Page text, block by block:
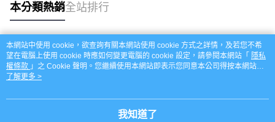
本分類熱銷全站排行
熱門標籤
本網站中使用 cookie，欲查詢有關本網站使用 cookie 方式之詳情，及若您不希
望在電腦上使用 cookie 時應如何變更電腦的 cookie 設定，請參閱本網站「 隱私
權條款 」之 Cookie 聲明。您繼續使用本網站即表示您同意本公司得按本網站使
用條款之 Cookie 聲明使用 cookie。
了解更多 >
我知道了